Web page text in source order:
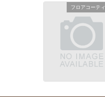
フロアコーテ